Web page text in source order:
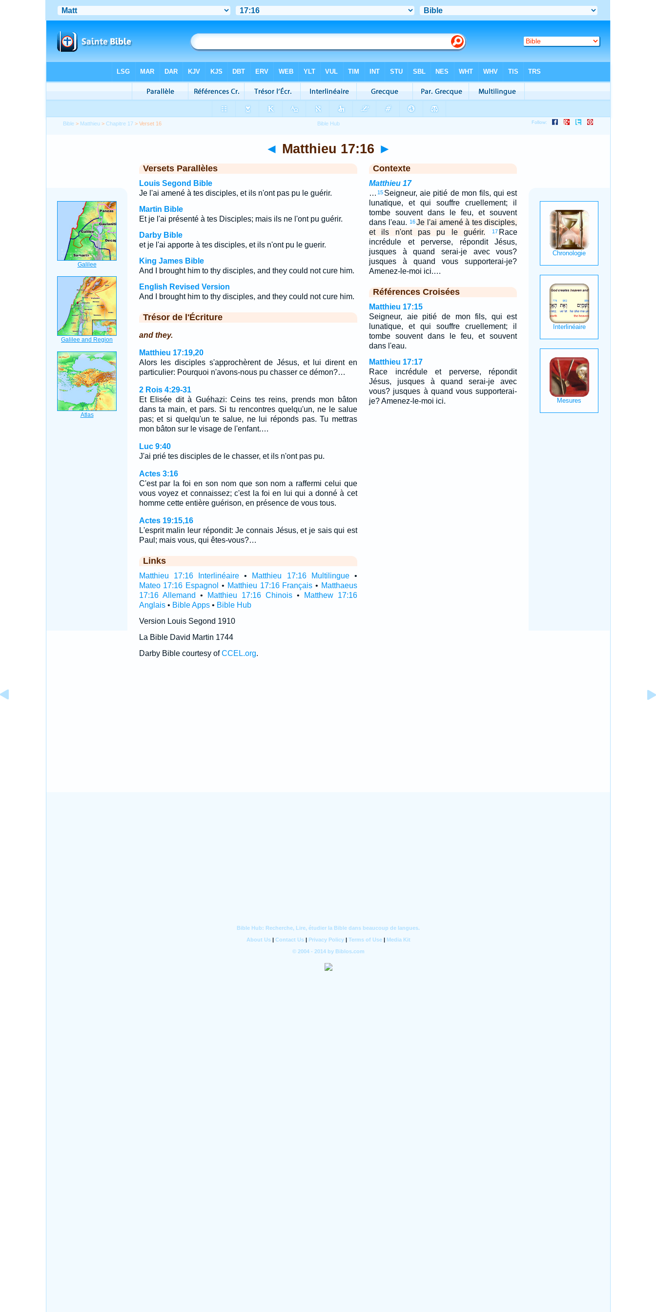
Bible > Matthieu >Chapitre 17 > Verset 16
◄ Matthieu 17:16 ►
Versets Parallèles
Louis Segond Bible
Je l'ai amené à tes disciples, et ils n'ont pas pu le guérir.
Martin Bible
Et je l'ai présenté à tes Disciples; mais ils ne l'ont pu guérir.
Darby Bible
et je l'ai apporte à tes disciples, et ils n'ont pu le guerir.
King James Bible
And I brought him to thy disciples, and they could not cure him.
English Revised Version
And I brought him to thy disciples, and they could not cure him.
Trésor de l'Écriture
and they.
Matthieu 17:19,20
Alors les disciples s'approchèrent de Jésus, et lui dirent en
particulier: Pourquoi n'avons-nous pu chasser ce démon?…
2 Rois 4:29-31
Et Elisée dit à Guéhazi: Ceins tes reins, prends mon bâton
dans ta main, et pars. Si tu rencontres quelqu'un, ne le salue
pas; et si quelqu'un te salue, ne lui réponds pas. Tu mettras
mon bâton sur le visage de l'enfant.…
Luc 9:40
J'ai prié tes disciples de le chasser, et ils n'ont pas pu.
Actes 3:16
C'est par la foi en son nom que son nom a raffermi celui que
vous voyez et connaissez; c'est la foi en lui qui a donné à cet
homme cette entière guérison, en présence de vous tous.
Actes 19:15,16
L'esprit malin leur répondit: Je connais Jésus, et je sais qui est
Paul; mais vous, qui êtes-vous?…
Links
Matthieu 17:16 Interlinéaire• Matthieu 17:16 Multilingue•
Mateo 17:16 Espagnol • Matthieu 17:16 Français • Matthaeus
17:16 Allemand • Matthieu 17:16 Chinois•
Matthew 17:16
Anglais• Bible Apps• Bible Hub
Version Louis Segond 1910
La Bible David Martin 1744
Darby Bible courtesy ofCCEL.org.
Contexte
Matthieu 17
… 15 Seigneur, aie pitié de mon fils, qui est
lunatique, et qui souffre cruellement; il
tombe souvent dans le feu, et souvent
dans l'eau. 16Je l'ai amené à tes disciples,
et ils n'ont pas pu le guérir.
17 Race
incrédule et perverse, répondit Jésus,
jusques à quand serai-je avec vous?
jusques à quand vous supporterai-je?
Amenez-le-moi ici.…
Références Croisées
Matthieu 17:15
Seigneur, aie pitié de mon fils, qui est
lunatique, et qui souffre cruellement; il
tombe souvent dans le feu, et souvent
dans l'eau.
Matthieu 17:17
Race incrédule et perverse, répondit
Jésus, jusques à quand serai-je avec
vous? jusques à quand vous supporterai-
je? Amenez-le-moi ici.